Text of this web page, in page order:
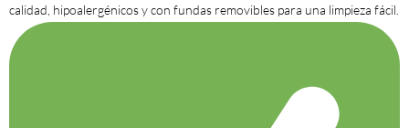
calidad, hipoalergénicos y con fundas removibles para una limpieza fácil.